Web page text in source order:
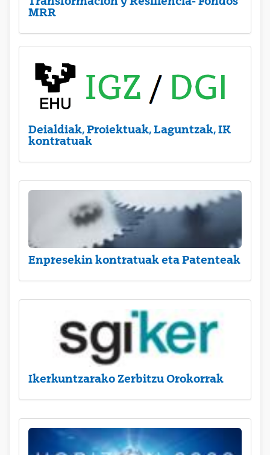
MRR
Deialdiak, Proiektuak, Laguntzak, IK
kontratuak
Enpresekin kontratuak eta Patenteak
Ikerkuntzarako Zerbitzu Orokorrak